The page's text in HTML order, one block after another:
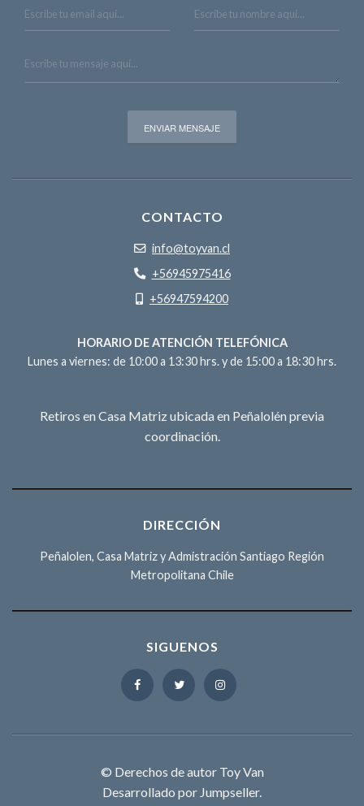
CONTACTO
info@toyvan.cl
+56945975416
+56947594200
HORARIO DE ATENCIÓN TELEFÓNICA
Lunes a viernes: de 10:00 a 13:30 hrs. y de 15:00 a 18:30 hrs.
Retiros en Casa Matriz ubicada en Peñalolén previa
coordinación.
DIRECCIÓN
Peñalolen, Casa Matriz y Admistración Santiago Región
Metropolitana Chile
SIGUENOS
© Derechos de autor Toy Van
Desarrollado por Jumpseller.